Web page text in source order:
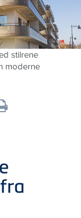
stilrene
moderne